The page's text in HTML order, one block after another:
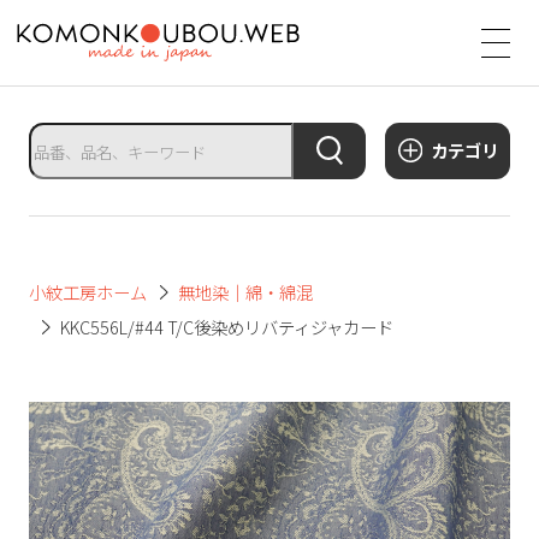
カテゴリ
小紋工房ホーム
無地染｜綿・綿混
KKC556L/#44 T/C後染めリバティジャカード
サ
イ
ト
タ
イ
ト
ニ
ュ
ー
を
開